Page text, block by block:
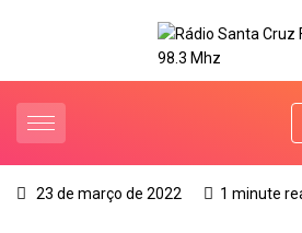
23 de março de 2022 1 minute